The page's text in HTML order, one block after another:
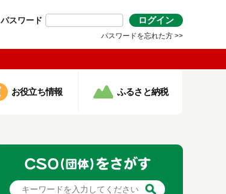
パスワード ログイン
パスワードを忘れた方 >>
お役立ち情報 ふるさと納税